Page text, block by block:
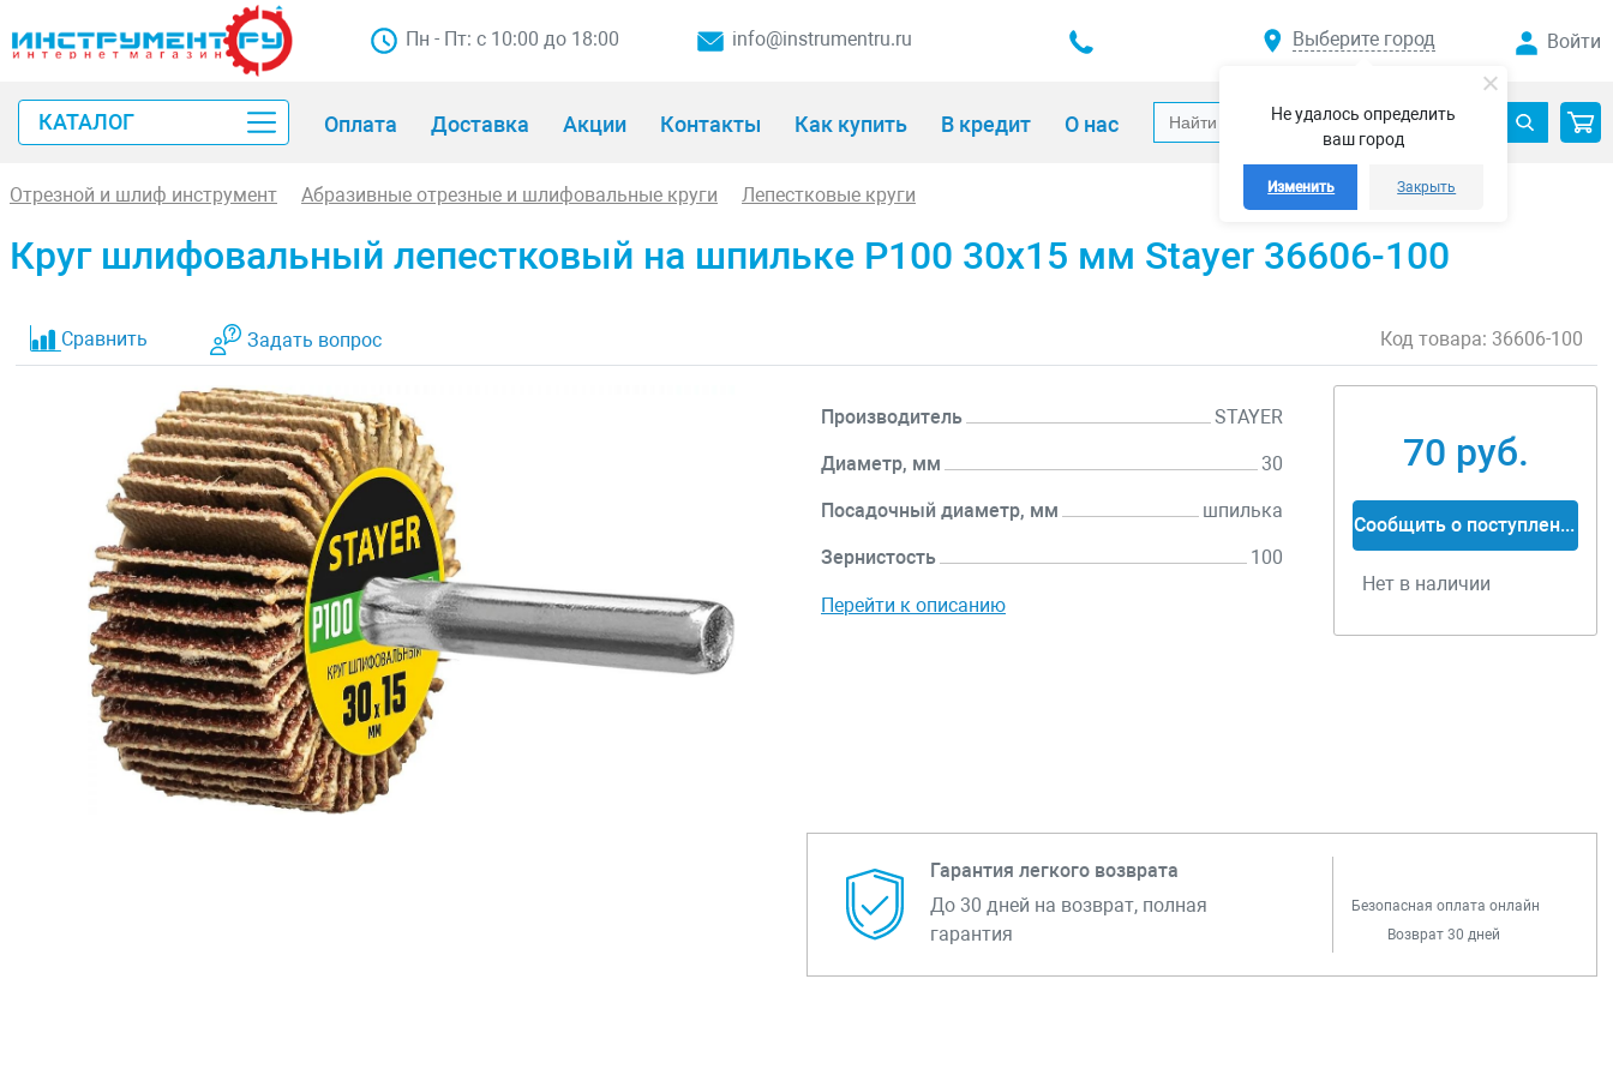
Не удалось определить
ваш город
Изменить Закрыть
Пн - Пт: с 10:00 до 18:00 info@instrumentru.ru Выберите город Войти
КАТАЛОГ Оплата Доставка Акции Контакты Как купить В кредит О нас
Отрезной и шлиф инструмент Абразивные отрезные и шлифовальные круги Лепестковые круги
Круг шлифовальный лепестковый на шпильке P100 30х15 мм Stayer 36606-100
Сравнить Задать вопрос Код товара: 36606-100
Производитель STAYER
Диаметр, мм 30
Посадочный диаметр, мм шпилька
Зернистость 100
Перейти к описанию
70 руб.
Сообщить о поступлении
Нет в наличии
Гарантия легкого возврата
До 30 дней на возврат, полная
гарантия
Безопасная оплата онлайн
Возврат 30 дней